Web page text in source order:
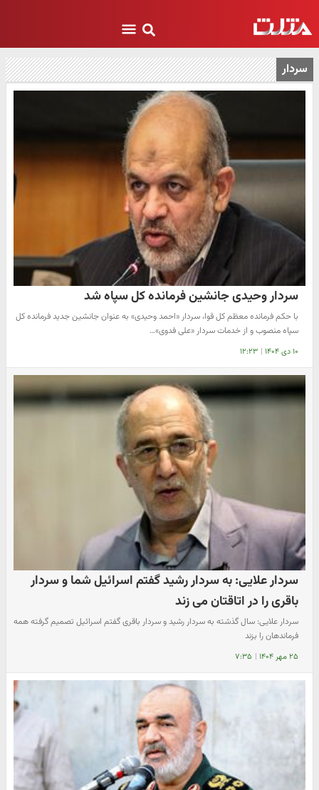
سردار
سردار وحیدی جانشین فرمانده کل سپاه شد
با حکم فرمانده معظم کل قوا، سردار «احمد وحیدی» به عنوان جانشین جدید فرمانده کل
سپاه منصوب و از خدمات سردار «علی فدوی»…
۱۰ دی ۱۴۰۴ | ۱۲:۲۳
سردار علایی: به سردار رشید گفتم اسرائیل شما و سردار
باقری را در اتاقتان می زند
سردار علایی: سال گذشته به سردار رشید و سردار باقری گفتم اسرائیل تصمیم گرفته همه
فرماندهان را بزند
۲۵ مهر ۱۴۰۴ | ۷:۳۵